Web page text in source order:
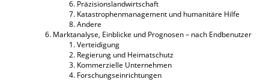
Präzisionslandwirtschaft
Katastrophenmanagement und humanitäre Hilfe
Andere
Marktanalyse, Einblicke und Prognosen – nach Endbenutzer
Verteidigung
Regierung und Heimatschutz
Kommerzielle Unternehmen
Forschungseinrichtungen